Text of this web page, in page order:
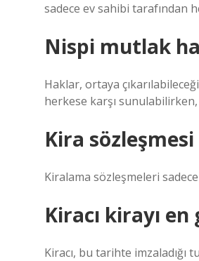
sadece ev sahibi tarafından
Nispi mutlak
Haklar, ortaya
herkese karşı
Kira
Kiralama sözleşmeleri
Kiracı kirayı
Kiracı, bu tarihte imzaladığı